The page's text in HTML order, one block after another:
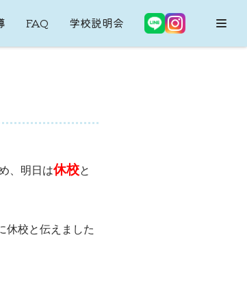
FAQ 学校説明会
、明日は休校と
休校と伝えました